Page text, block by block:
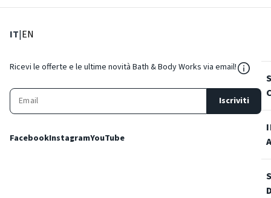
IT: Lingua corrente
|EN
Ricevi le offerte e le ultime novità Bath & Body Works via email!
Iscriviti
FacebookInstagramYouTube